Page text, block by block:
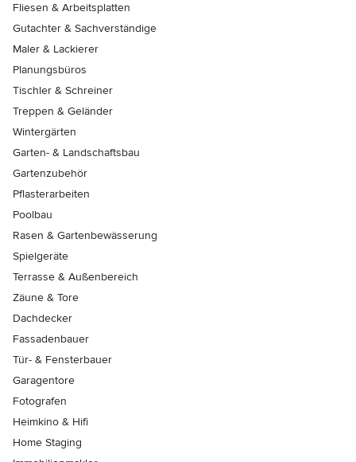
Fliesen & Arbeitsplatten
Gutachter & Sachverständige
Maler & Lackierer
Planungsbüros
Tischler & Schreiner
Treppen & Geländer
Wintergärten
Garten- & Landschaftsbau
Gartenzubehör
Pflasterarbeiten
Poolbau
Rasen & Gartenbewässerung
Spielgeräte
Terrasse & Außenbereich
Zäune & Tore
Dachdecker
Fassadenbauer
Tür- & Fensterbauer
Garagentore
Fotografen
Heimkino & Hifi
Home Staging